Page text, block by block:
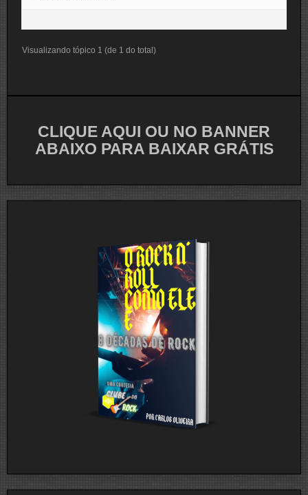
Visualizando tópico 1 (de 1 do total)
CLIQUE AQUI OU NO BANNER
ABAIXO PARA BAIXAR GRÁTIS